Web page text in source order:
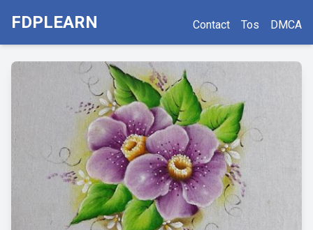
FDPLEARN Contact Tos DMCA